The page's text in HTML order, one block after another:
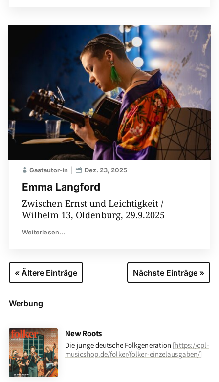
Emma Langford
Gastautor-in Dez. 23, 2025
Zwischen Ernst und Leichtigkeit /
Wilhelm 13, Oldenburg, 29.9.2025
Weiterlesen...
« Ältere Einträge Nächste Einträge »
Werbung
New Roots
Die junge deutsche Folkgeneration [https://cpl-
musicshop.de/folker/folker-einzelausgaben/]